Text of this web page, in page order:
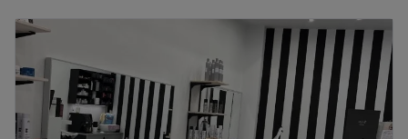
Τρίτη
09:30–15:00
09:30 – 15:00
Πέμπτη
09:30 – 15:00
Παρασκευή
10:00 – 19:00
Σάββατο
09:30 – 14:00